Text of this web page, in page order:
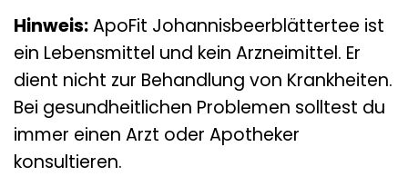
Hinweis:ApoFit Johannisbeerblättertee ist
ein Lebensmittel und kein Arzneimittel. Er
dient nicht zur Behandlung von Krankheiten.
Bei gesundheitlichen Problemen solltest du
immer einen Arzt oder Apotheker
konsultieren.